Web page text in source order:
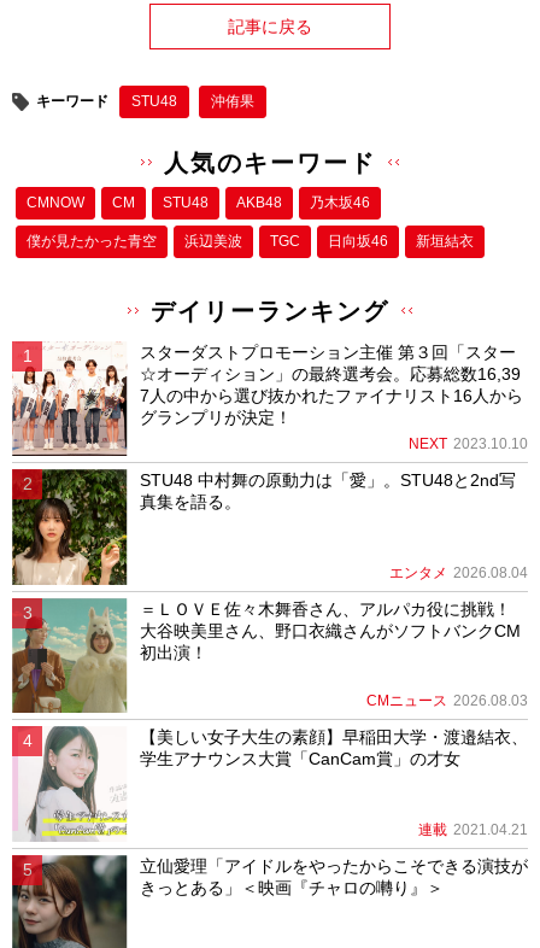
記事に戻る
キーワード STU48 沖侑果
人気のキーワード
CMNOW CM STU48 AKB48 乃木坂46
僕が⾒たかった⻘空 浜辺美波 TGC 日向坂46 新垣結衣
デイリーランキング
スターダストプロモーション主催 第３回「スター
☆オーディション」の最終選考会。応募総数16,39
7人の中から選び抜かれたファイナリスト16人から
グランプリが決定！
NEXT 2023.10.10
STU48 中村舞の原動力は「愛」。STU48と2nd写
真集を語る。
エンタメ 2026.08.04
＝ＬＯＶＥ佐々木舞香さん、アルパカ役に挑戦！
大谷映美里さん、野口衣織さんがソフトバンクCM
初出演！
CMニュース 2026.08.03
【美しい女子大生の素顔】早稲田大学・渡邉結衣、
学生アナウンス大賞「CanCam賞」の才女
連載 2021.04.21
立仙愛理「アイドルをやったからこそできる演技が
きっとある」＜映画『チャロの囀り』＞